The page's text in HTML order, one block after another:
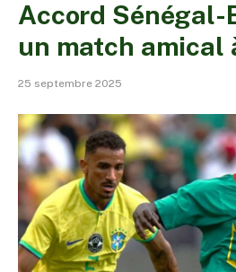
Accord Sénégal-
un match amical
25 septembre 2025